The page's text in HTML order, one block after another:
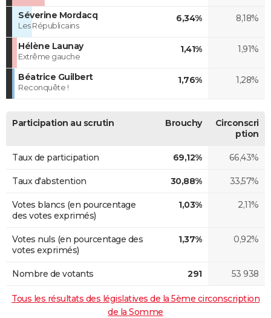
Séverine Mordacq
Les Républicains
6,34% 8,18%
Hélène Launay
Extrême gauche
1,41% 1,91%
Béatrice Guilbert
Reconquête !
1,76% 1,28%
Participation au scrutin Brouchy
Circonscri
ption
Taux de participation 69,12% 66,43%
Taux d'abstention 30,88% 33,57%
Votes blancs (en pourcentage
des votes exprimés)
1,03% 2,11%
Votes nuls (en pourcentage des
votes exprimés)
1,37% 0,92%
Nombre de votants 291 53 938
Tous les résultats des législatives de la 5ème circonscription
de la Somme